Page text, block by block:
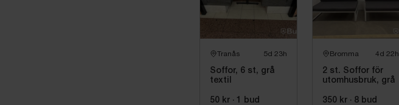
Tranås 5d 23h
Soffor, 6 st, grå
textil
50 kr · 1 bud
Bromma 4d 22h
2 st. Soffor för
utomhusbruk, grå
350 kr · 8 bud